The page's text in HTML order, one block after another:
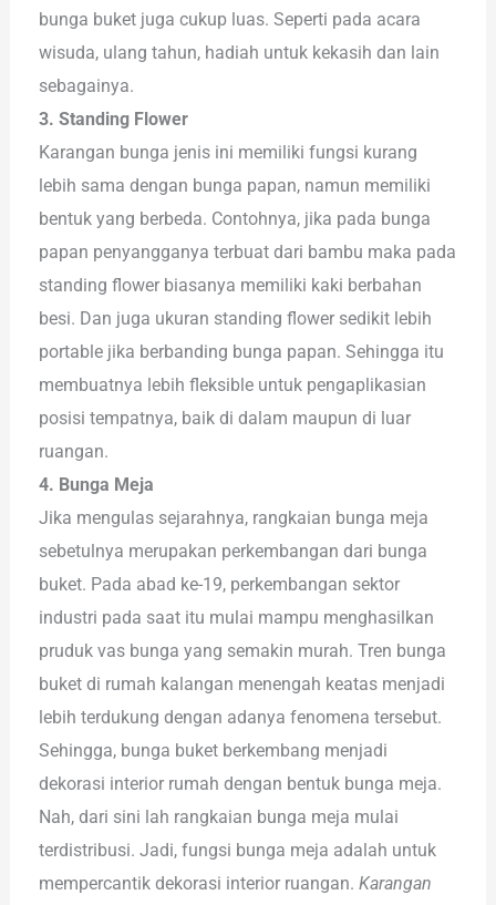
bunga buket juga cukup luas. Seperti pada acara
wisuda, ulang tahun, hadiah untuk kekasih dan lain
sebagainya.
3. Standing Flower
Karangan bunga jenis ini memiliki fungsi kurang
lebih sama dengan bunga papan, namun memiliki
bentuk yang berbeda. Contohnya, jika pada bunga
papan penyangganya terbuat dari bambu maka pada
standing flower biasanya memiliki kaki berbahan
besi. Dan juga ukuran standing flower sedikit lebih
portable jika berbanding bunga papan. Sehingga itu
membuatnya lebih fleksible untuk pengaplikasian
posisi tempatnya, baik di dalam maupun di luar
ruangan.
4. Bunga Meja
Jika mengulas sejarahnya, rangkaian bunga meja
sebetulnya merupakan perkembangan dari bunga
buket. Pada abad ke-19, perkembangan sektor
industri pada saat itu mulai mampu menghasilkan
pruduk vas bunga yang semakin murah. Tren bunga
buket di rumah kalangan menengah keatas menjadi
lebih terdukung dengan adanya fenomena tersebut.
Sehingga, bunga buket berkembang menjadi
dekorasi interior rumah dengan bentuk bunga meja.
Nah, dari sini lah rangkaian bunga meja mulai
terdistribusi. Jadi, fungsi bunga meja adalah untuk
mempercantik dekorasi interior ruangan.Karangan